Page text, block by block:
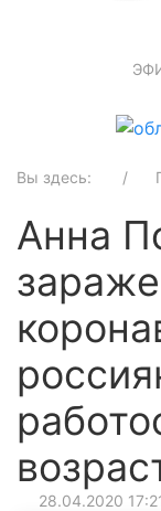
Вы здесь:
Анна
28.04.2020